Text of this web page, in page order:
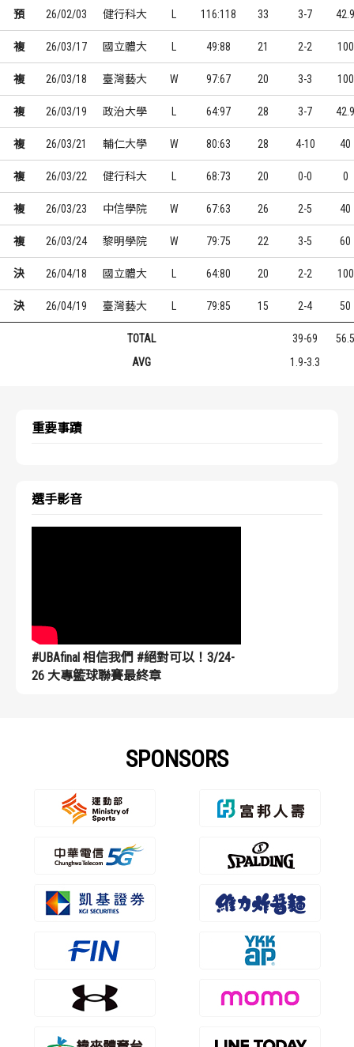
預 26/02/03 健行科大 116:118 33 3-7 42.9
複 26/03/17 國立體大 49:88 21 2-2 100
複 26/03/18 臺灣藝大 W 97:67 20 3-3 100
複 26/03/19 政治大學 64:97 28 3-7 42.9
複 26/03/21 輔仁大學 W 80:63 28 4-10 40
複 26/03/22 健行科大 68:73 20 0-0 0
複 26/03/23 中信學院 W 67:63 26 2-5 40
複 26/03/24 黎明學院 W 79:75 22 3-5 60
決 26/04/18 國立體大 64:80 20 2-2 100
決 26/04/19 臺灣藝大 79:85 15 2-4 50
TOTAL 39-69
56.5
AVG
1.9-3.3
重要事蹟
選手影音
#UBAfinal 相信我們 #絕對可以！3/24-
26 大專籃球聯賽最終章
SPONSORS